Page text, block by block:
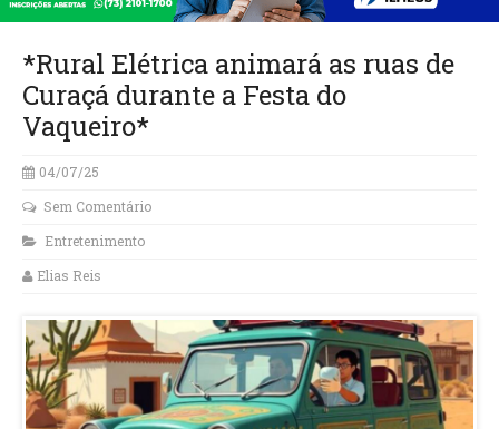
*Rural Elétrica animará as ruas de
Curaçá durante a Festa do
Vaqueiro*
04/07/25
Sem Comentário
Entretenimento
Elias Reis